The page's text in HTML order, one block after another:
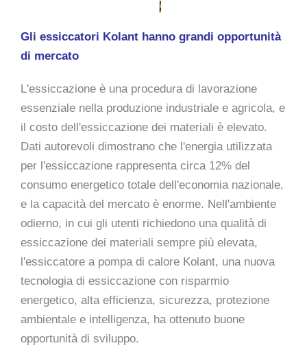
Gli essiccatori Kolant hanno grandi opportunità
di mercato
L'essiccazione è una procedura di lavorazione
essenziale nella produzione industriale e agricola, e
il costo dell'essiccazione dei materiali è elevato.
Dati autorevoli dimostrano che l'energia utilizzata
per l'essiccazione rappresenta circa 12% del
consumo energetico totale dell'economia nazionale,
e la capacità del mercato è enorme. Nell'ambiente
odierno, in cui gli utenti richiedono una qualità di
essiccazione dei materiali sempre più elevata,
l'essiccatore a pompa di calore Kolant, una nuova
tecnologia di essiccazione con risparmio
energetico, alta efficienza, sicurezza, protezione
ambientale e intelligenza, ha ottenuto buone
opportunità di sviluppo.